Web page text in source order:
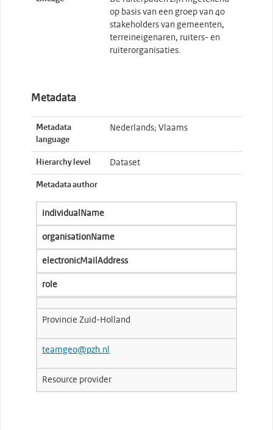
op basis van een groep van 40
stakeholders van gemeenten,
terreineigenaren, ruiters- en
ruiterorganisaties.
Metadata
Metadata
language
Nederlands; Vlaams
Hierarchy level Dataset
Metadata author
individualName
organisationName
electronicMailAddress
role
Provincie Zuid-Holland
teamgeo@pzh.nl
Resource provider